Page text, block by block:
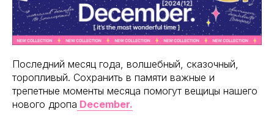
Последний месяц года, волшебный, сказочный,
торопливый. Сохранить в памяти важные и
трепетные моменты месяца помогут вещицы нашего
нового дропа December.